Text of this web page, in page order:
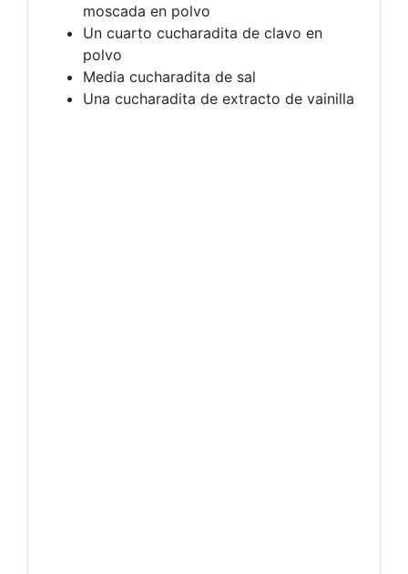
moscada en polvo
Un cuarto cucharadita de clavo en
polvo
Media cucharadita de sal
Una cucharadita de extracto de vainilla